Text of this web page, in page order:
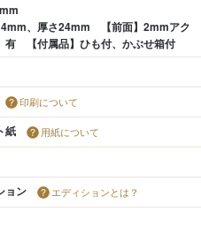
、厚さ24mm 【前面】2mmアク
【付属品】ひも付、かぶせ箱付
印刷について
紙 用紙について
ョン エディションとは？